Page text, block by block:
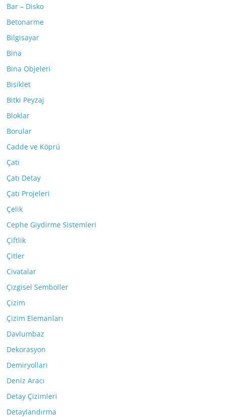
Bar – Disko
Betonarme
Bilgisayar
Bina
Bina Objeleri
Bisiklet
Bitki Peyzaj
Bloklar
Borular
Cadde ve Köprü
Çatı
Çatı Detay
Çatı Projeleri
Çelik
Cephe Giydirme Sistemleri
Çiftlik
Çitler
Civatalar
Çizgisel Semboller
Çizim
Çizim Elemanları
Davlumbaz
Dekorasyon
Demiryolları
Deniz Aracı
Detay Çizimleri
Detaylandırma